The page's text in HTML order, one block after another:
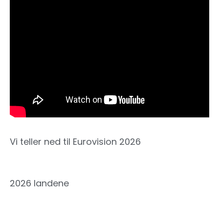
Vi teller ned til Eurovision 2026
2026 landene